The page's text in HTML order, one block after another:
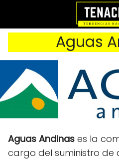
Aguas
Aguas Andinas es la
cargo del suministro